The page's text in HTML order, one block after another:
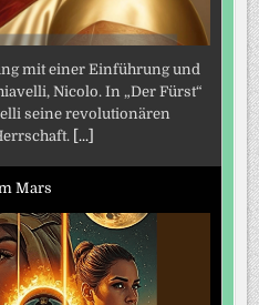
mit einer Einführung und
Nicolo. In „Der Fürst“
seine revolutionären
[...]
Mars